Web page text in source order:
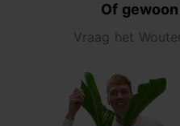
Of
Vraag het